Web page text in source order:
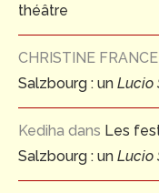
théâtre
CHRISTINE
Salzbourg : un Lucio
Kediha dans Les
Salzbourg : un Lucio